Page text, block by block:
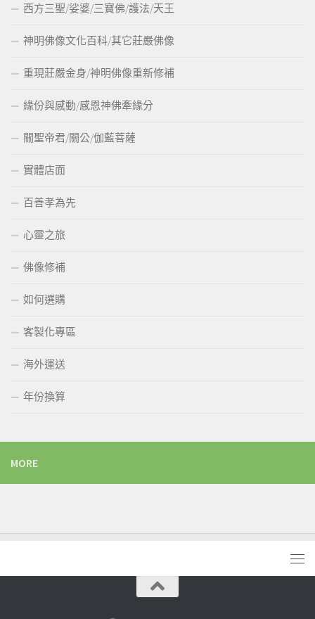
西方三聖/娑婆/三寶佛/護法/天王
神明佛像文化百科/其它莊嚴佛像
重現莊嚴金身/神明佛像重新修補
緣份與感動/感恩神佛牽緣分
關聖帝君/關公/伽藍菩薩
實體店面
百善孝為先
心靈之旅
佛像修補
如何選購
客製化專區
海外運送
年份換算
MORE